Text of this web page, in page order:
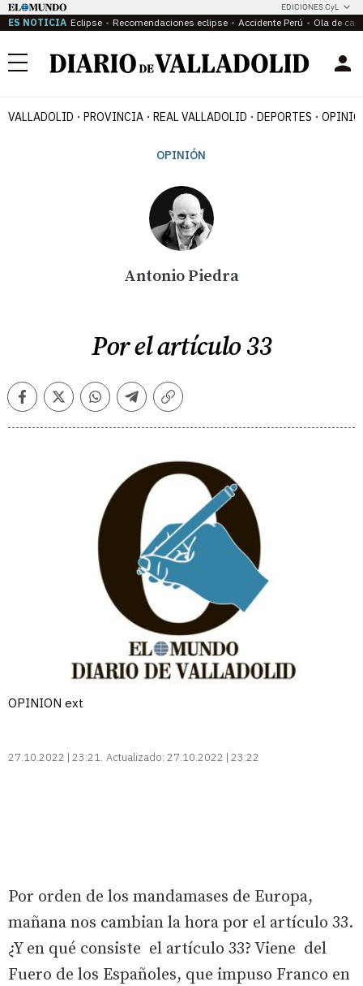
EDICIONES CyL
ES NOTICIA Eclipse Recomendaciones eclipse Accidente Perú Ola de
Menú
VALLADOLID PROVINCIA REAL VALLADOLID DEPORTES
OPINIÓN
Antonio Piedra
Por el artículo 33
FacebookTwitterWhatsappTelegramCopiar
OPINION ext
27.10.2022 | 23:21 Actualizado: 27.10.2022 | 23:22
Por orden de los mandamases de Europa,
mañana nos cambian la hora por el artículo 33.
¿Y en qué consiste el artículo 33? Viene del
Fuero de los Españoles, que impuso Franco en